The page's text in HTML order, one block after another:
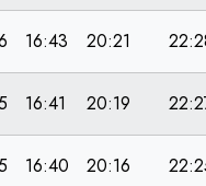
16:43 20:21
16:41 20:19
16:40 20:16